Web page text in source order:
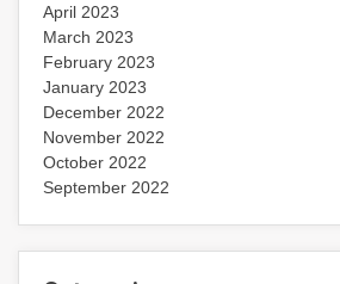
April 2023
March 2023
February 2023
January 2023
December 2022
November 2022
October 2022
September 2022